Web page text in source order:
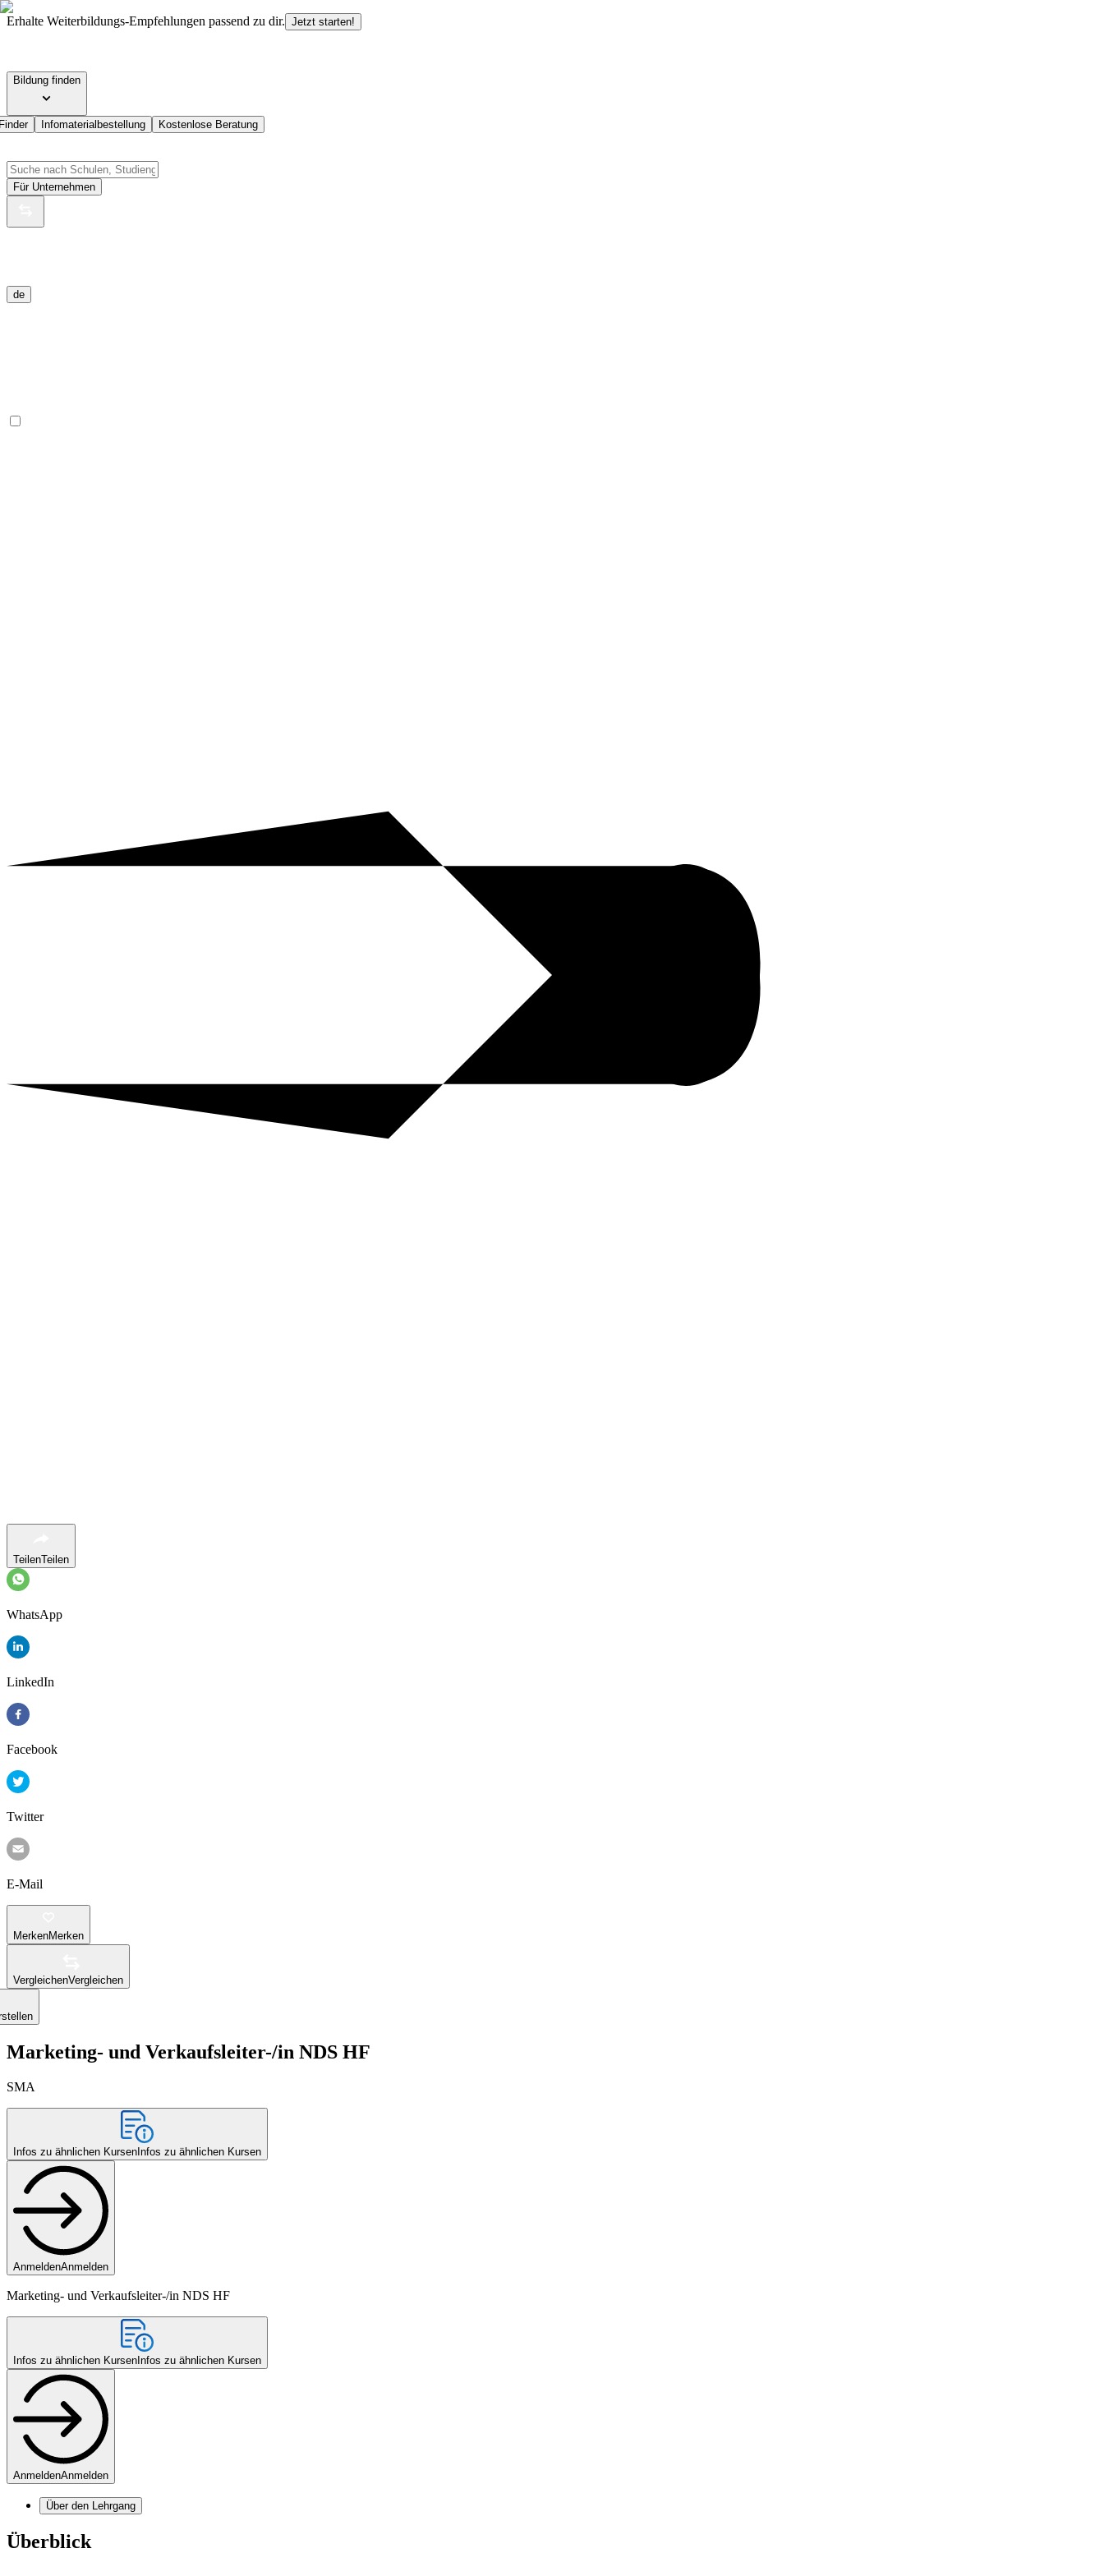
Erhalte Weiterbildungs-Empfehlungen passend zu dir. Jetzt starten!
Bildung finden
Infomaterialbestellung Kostenlose Beratung
Für Unternehmen
de
TeilenTeilen
WhatsApp
LinkedIn
Facebook
Twitter
E-Mail
MerkenMerken
VergleichenVergleichen
Marketing- und Verkaufsleiter-/in NDS HF
SMA
Infos zu ähnlichen Kursen Infos zu ähnlichen Kursen
AnmeldenAnmelden
Marketing- und Verkaufsleiter-/in NDS HF
Infos zu ähnlichen Kursen Infos zu ähnlichen Kursen
AnmeldenAnmelden
Über den Lehrgang
Überblick